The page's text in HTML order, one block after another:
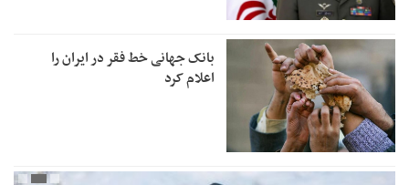
بانک جهانی خط فقر در ایران را
اعلام کرد